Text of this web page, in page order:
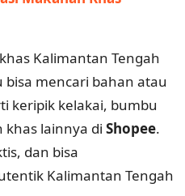
Kalimantan Tengah
mencari bahan atau
keripik kelakai, bumbu
lainnya di Shopee.
dan bisa
Kalimantan Tengah